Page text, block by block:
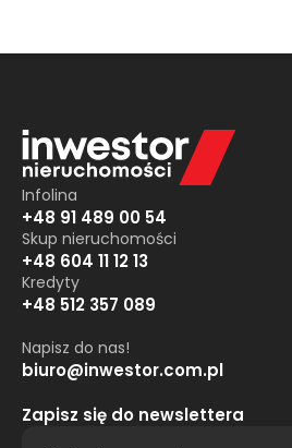
Infolina
+48 91 489 00 54
Skup nieruchomości
+48 604 11 12 13
Kredyty
+48 512 357 089
Napisz do nas!
biuro@inwestor.com.pl
Zapisz się do newslettera